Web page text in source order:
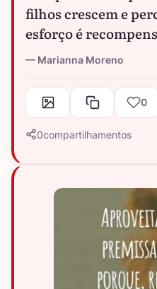
filhos crescem e
esforço é
Marianna Moreno
0
0compartilhamentos